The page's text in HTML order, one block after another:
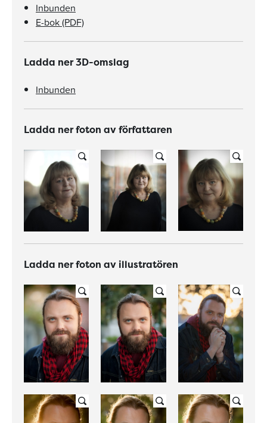
Inbunden
E-bok (PDF)
Ladda ner 3D-omslag
Inbunden
Ladda ner foton av författaren
Ladda ner foton av illustratören